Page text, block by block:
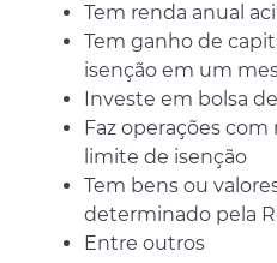
Tem renda anual
Tem ganho de
isenção em um
Investe em bolsa
Faz operações
limite de isenção
Tem bens ou
determinado pela
Entre outros